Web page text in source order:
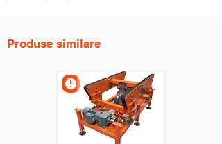
Produse similare